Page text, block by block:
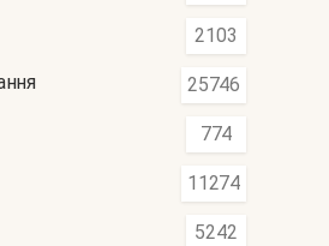
2103
25746
774
11274
5242